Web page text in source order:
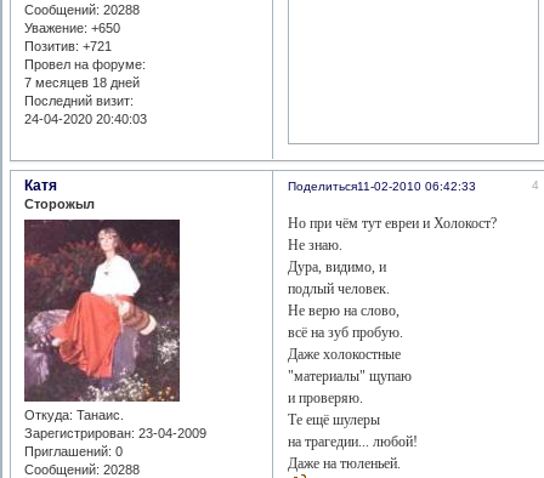
Сообщений: 20288
Уважение: +650
Позитив: +721
Провел на форуме:
7 месяцев 18 дней
Последний визит:
24-04-2020 20:40:03
Поделиться 4
11-02-2010 06:42:33
Катя
Сторожыл
Откуда: Танаис.
Зарегистрирован: 23-04-2009
Приглашений: 0
Сообщений: 20288
Но при чём тут евреи и Холокост?
Не знаю.
Дура, видимо, и
подлый человек.
Не верю на слово,
всё на зуб пробую.
Даже холокостные
"материалы" щупаю
и проверяю.
Те ещё шулеры
на трагедии... любой!
Даже на тюленьей.